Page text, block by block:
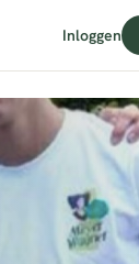
Inloggen